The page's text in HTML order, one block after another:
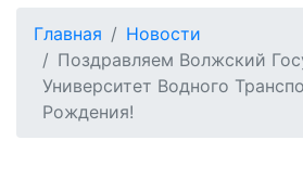
Главная
Новости
Поздравляем Волжский
Университет Водного
Рождения!